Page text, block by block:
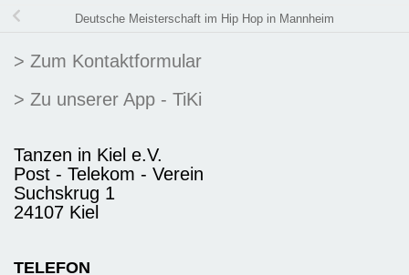
Deutsche Meisterschaft im Hip Hop in Mannheim
> Zum Kontaktformular
> Zu unserer App - TiKi
Tanzen in Kiel e.V.
Post - Telekom - Verein
Suchskrug 1
24107 Kiel
TELEFON